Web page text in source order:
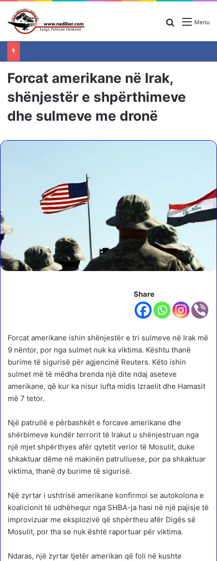
Menu
Search for
Forcat amerikane në Irak,
shënjestër e shpërthimeve
dhe sulmeve me dronë
Share
Forcat amerikane ishin shënjestër e tri sulmeve në Irak më
9 nëntor, por nga sulmet nuk ka viktima. Kështu thanë
burime të sigurisë për agjencinë Reuters. Këto ishin
sulmet më të mëdha brenda një dite ndaj aseteve
amerikane, që kur ka nisur lufta midis Izraelit dhe Hamasit
më 7 tetor.
Një patrullë e përbashkët e forcave amerikane dhe
shërbimeve kundër terrorit të Irakut u shënjestruan nga
një mjet shpërthyes afër qytetit verior të Mosulit, duke
shkaktuar dëme në makinën patrulluese, por pa shkaktuar
viktima, thanë dy burime të sigurisë.
Një zyrtar i ushtrisë amerikane konfirmoi se autokolona e
koalicionit të udhëhequr nga SHBA-ja hasi në një pajisje të
improvizuar me eksplozivë që shpërtheu afër Digës së
Mosulit, por tha se nuk është raportuar për viktima.
Ndaras, një zyrtar tjetër amerikan që foli në kushte